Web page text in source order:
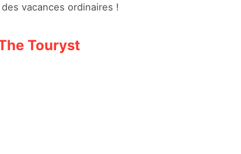
vacances ordinaires !
Touryst